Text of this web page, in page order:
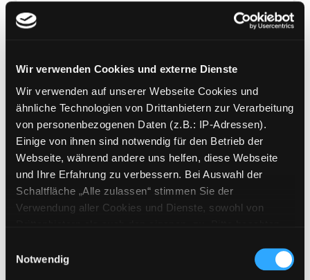
Wir verwenden Cookies und externe Dienste
Wir verwenden auf unserer Webseite Cookies und
ähnliche Technologien von Drittanbietern zur Verarbeitung
von personenbezogenen Daten (z.B.: IP-Adressen).
Einige von ihnen sind notwendig für den Betrieb der
Webseite, während andere uns helfen, diese Webseite
und Ihre Erfahrung zu verbessern. Bei Auswahl der
Schaltfläche „Alle zulassen“ stimmen Sie der
Verwendung aller Cookies und Dienste, sowohl von
Cookies von Drittanbietern, eine Verarbeitung in
unsicheren Drittländern (Länder außerhalb des EWR
Notwendig
Exemplar-Details von Die Kunst des
Die Kunst des Ausruhens
Verfasser:Hammond, Claudia
Verlag:Köln, DuMont Buch-Verl.
Exemplar-Details von Winter anzeigen
Mediengruppe:Belletristik
Winter
Roman
Verfasser:Smith, AliSuche nach diesem
Jahr:2020
Verlag: München, Luchterhand